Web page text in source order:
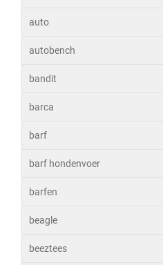
auto
autobench
bandit
barca
barf
barf hondenvoer
barfen
beagle
beeztees